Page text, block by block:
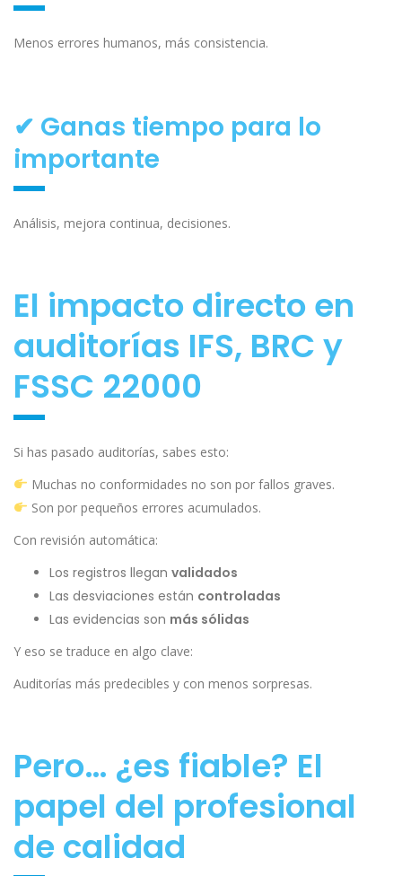
Menos errores humanos, más consistencia.
✔ Ganas tiempo para lo
importante
Análisis, mejora continua, decisiones.
El impacto directo en
auditorías IFS, BRC y
FSSC 22000
Si has pasado auditorías, sabes esto:
Muchas no conformidades no son por fallos graves.
Son por pequeños errores acumulados.
Con revisión automática:
Los registros llegan validados
Las desviaciones están controladas
Las evidencias son más sólidas
Y eso se traduce en algo clave:
Auditorías más predecibles y con menos sorpresas.
Pero… ¿es fiable? El
papel del profesional
de calidad